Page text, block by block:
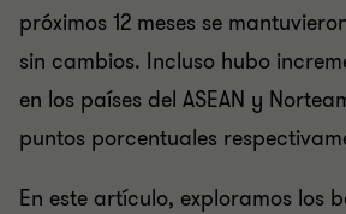
próximos 12 meses se
sin cambios. Incluso hubo
en los países del ASEAN y
puntos porcentuales
En este artículo, exploramos los